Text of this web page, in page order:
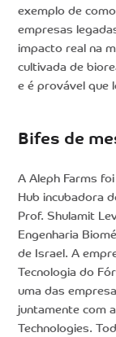
exemplo de
empresas
impacto real na
cultivada de
e é provável que
Bifes de
A Aleph Farms
Hub incubadora
Prof. Shulamit
Engenharia
de Israel. A
Tecnologia do
uma das
juntamente com
Technologies.